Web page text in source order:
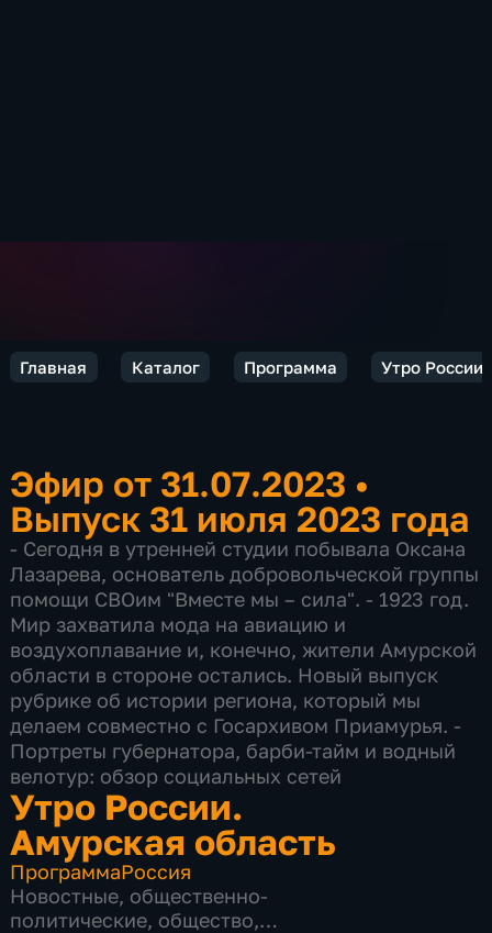
Главная Каталог Программа Утро
Эфир от 31.07.2023 •
Выпуск 31 июля 2023 года
- Сегодня в утренней студии побывала Оксана
Лазарева, основатель добровольческой группы
помощи СВОим "Вместе мы – сила". - 1923 год.
Мир захватила мода на авиацию и
воздухоплавание и, конечно, жители Амурской
области в стороне остались. Новый выпуск
рубрике об истории региона, который мы
делаем совместно с Госархивом Приамурья. -
Портреты губернатора, барби-тайм и водный
велотур: обзор социальных сетей
Утро России.
Амурская область
ПрограммаРоссия
Новостные, общественно-
политические, общество,